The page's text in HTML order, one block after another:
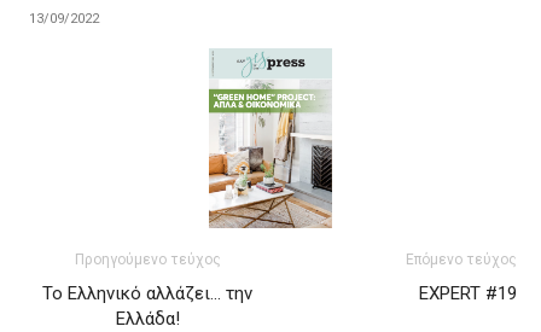
13/09/2022
Προηγούμενο τεύχος
Το Ελληνικό αλλάζει… την
Ελλάδα!
Επόμενο τεύχος
EXPERT #19